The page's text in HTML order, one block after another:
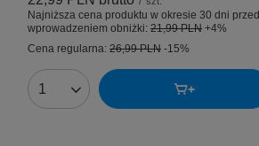
Najniższa cena produktu w okresie 30 dni przed
wprowadzeniem obniżki: 21,99 PLN +4%
Cena regularna: 26,99 PLN -15%
Ilość produktów